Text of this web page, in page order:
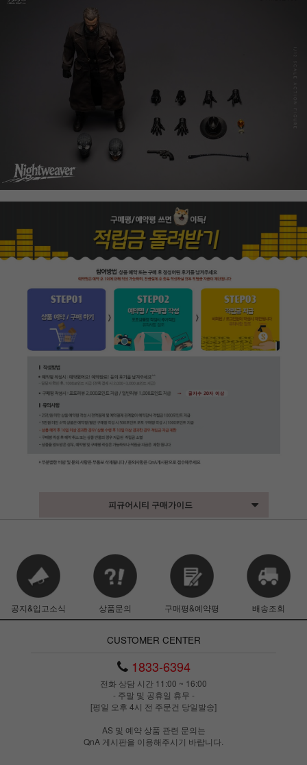
피규어시티 구매가이드
공지&입고소식 상품문의 구매평&예약평 배송조회
CUSTOMER CENTER
1833-6394
전화 상담 시간 11:00 ~ 16:00
- 주말 및 공휴일 휴무 -
[평일 오후 4시 전 주문건 당일발송]
AS 및 예약 상품 관련 문의는
QnA 게시판을 이용해주시기 바랍니다.